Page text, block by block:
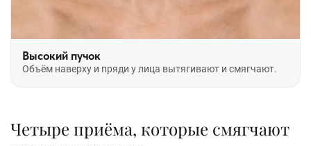
Высокий пучок
Объём наверху и пряди у лица вытягивают и смягчают.
Четыре приёма, которые смягчают